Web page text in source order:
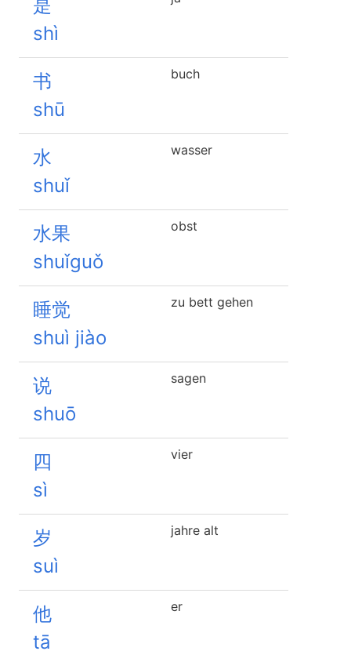
是
shì
书
shū
buch
水
shuǐ
wasser
水果
shuǐguǒ
obst
睡觉
shuì jiào
zu bett gehen
说
shuō
sagen
四
sì
vier
岁
suì
jahre alt
他
tā
er